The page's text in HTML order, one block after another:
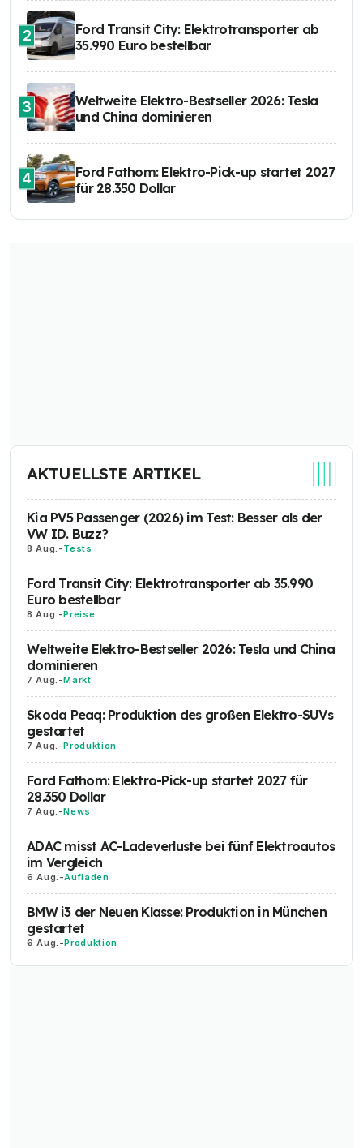
2
Ford Transit City: Elektrotransporter ab
35.990 Euro bestellbar
3
Weltweite Elektro-Bestseller 2026: Tesla
und China dominieren
4
Ford Fathom: Elektro-Pick-up startet 2027
für 28.350 Dollar
AKTUELLSTE ARTIKEL
Kia PV5 Passenger (2026) im Test: Besser als der
VW ID. Buzz?
8 Aug. -Tests
Ford Transit City: Elektrotransporter ab 35.990
Euro bestellbar
8 Aug. -Preise
Weltweite Elektro-Bestseller 2026: Tesla und China
dominieren
7 Aug. -Markt
Skoda Peaq: Produktion des großen Elektro-SUVs
gestartet
7 Aug. -Produktion
Ford Fathom: Elektro-Pick-up startet 2027 für
28.350 Dollar
7 Aug. -News
ADAC misst AC-Ladeverluste bei fünf Elektroautos
im Vergleich
6 Aug. -Aufladen
BMW i3 der Neuen Klasse: Produktion in München
gestartet
6 Aug. -Produktion